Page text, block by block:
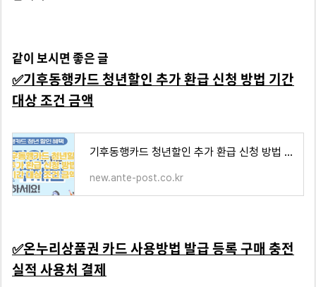
같이 보시면 좋은 글
✅기후동행카드 청년할인 추가 환급 신청 방법 기간
대상 조건 금액
기후동행카드 청년할인 추가 환급 신청 방법 기간 대상 조건 금액
new.ante-post.co.kr
✅온누리상품권 카드 사용방법 발급 등록 구매 충전
실적 사용처 결제